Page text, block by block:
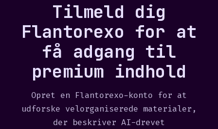
Tilmeld dig
Flantorexo for at
få adgang til
premium indhold
Opret en Flantorexo-konto for at
udforske velorganiserede materialer,
der beskriver AI-drevet